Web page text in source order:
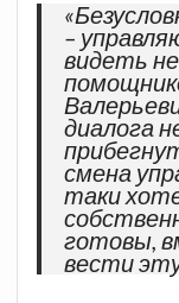
–
видеть
диалога
смена
таки
готовы,
вести